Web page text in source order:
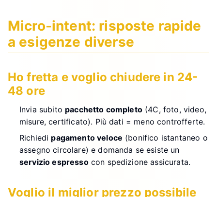
Micro-intent: risposte rapide
a esigenze diverse
Ho fretta e voglio chiudere in 24-
48 ore
Invia subito pacchetto completo(4C, foto, video,
misure, certificato). Più dati = meno controfferte.
Richiedi pagamento veloce (bonifico istantaneo o
assegno circolare) e domanda se esiste un
servizio espressocon spedizione assicurata.
Voglio il miglior prezzo possibile